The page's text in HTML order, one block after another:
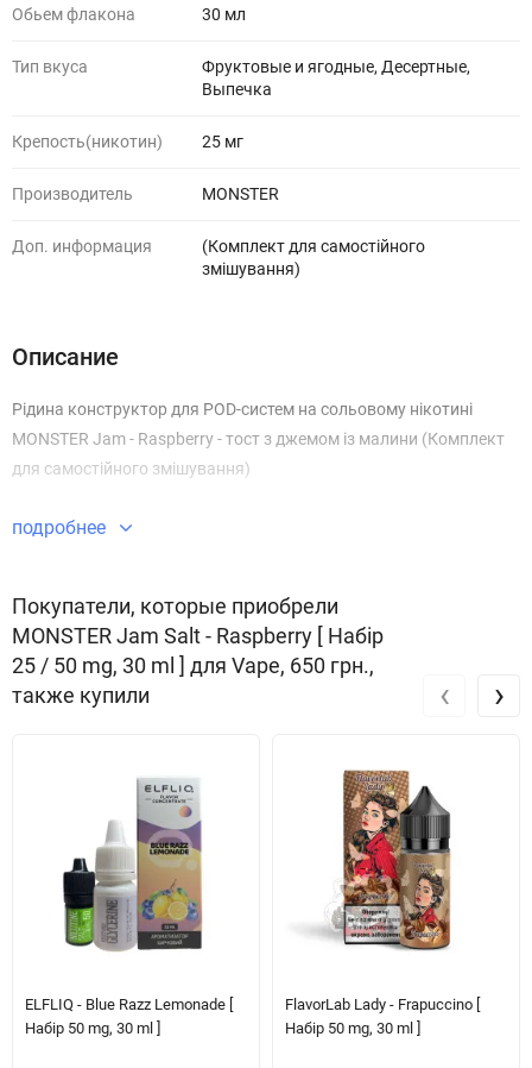
Обьем флакона 30 мл
Тип вкуса
Фруктовые и ягодные, Десертные,
Выпечка
Крепость(никотин) 25 мг
Производитель MONSTER
Доп. информация
(Комплект для самостійного
змішування)
Описание
Рідина конструктор для POD-систем на сольовому нікотині
MONSTER Jam - Raspberry - тост з джемом із малини (Комплект
для самостійного змішування)
подробнее
Покупатели, которые приобрели
MONSTER Jam Salt - Raspberry [ Набір
25 / 50 mg, 30 ml ] для Vape, 650 грн.,
также купили
ELFLIQ - Blue Razz Lemonade [
Набір 50 mg, 30 ml ]
FlavorLab Lady - Frapuccino [
Набір 50 mg, 30 ml ]
‹ ›